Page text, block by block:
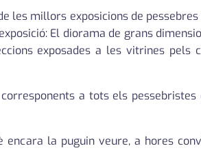
les millors exposicions de
El diorama de grans
exposades a les vitrines pels
a tots els
la puguin veure, a hores